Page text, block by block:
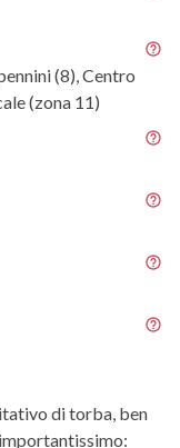
(8), Centro
(zona 11)
di torba, ben